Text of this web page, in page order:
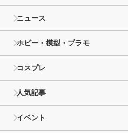
ニュース
ホビー・模型・プラモ
コスプレ
人気記事
イベント